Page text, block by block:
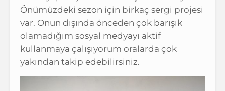
Önümüzdeki sezon için birkaç sergi projesi
var. Onun dışında önceden çok barışık
olamadığım sosyal medyayı aktif
kullanmaya çalışıyorum oralarda çok
yakından takip edebilirsiniz.